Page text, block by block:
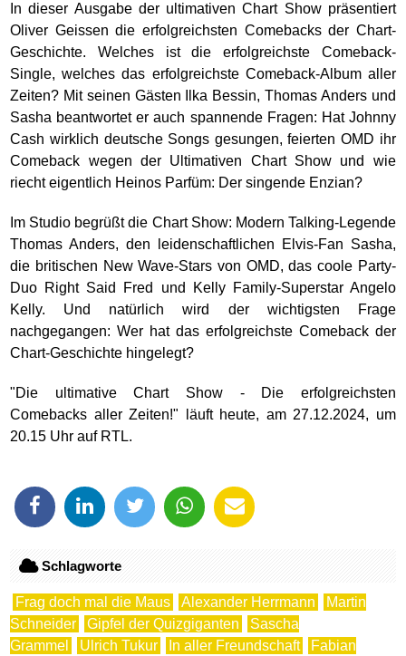
In dieser Ausgabe der ultimativen Chart Show präsentiert
Oliver Geissen die erfolgreichsten Comebacks der Chart-
Geschichte. Welches ist die erfolgreichste Comeback-
Single, welches das erfolgreichste Comeback-Album aller
Zeiten? Mit seinen Gästen Ilka Bessin, Thomas Anders und
Sasha beantwortet er auch spannende Fragen: Hat Johnny
Cash wirklich deutsche Songs gesungen, feierten OMD ihr
Comeback wegen der Ultimativen Chart Show und wie
riecht eigentlich Heinos Parfüm: Der singende Enzian?
Im Studio begrüßt die Chart Show: Modern Talking-Legende
Thomas Anders, den leidenschaftlichen Elvis-Fan Sasha,
die britischen New Wave-Stars von OMD, das coole Party-
Duo Right Said Fred und Kelly Family-Superstar Angelo
Kelly. Und natürlich wird der wichtigsten Frage
nachgegangen: Wer hat das erfolgreichste Comeback der
Chart-Geschichte hingelegt?
"Die ultimative Chart Show - Die erfolgreichsten
Comebacks aller Zeiten!" läuft heute, am 27.12.2024, um
20.15 Uhr auf RTL.
Schlagworte
Frag doch mal die Maus Alexander Herrmann
Martin
Schneider
Gipfel der Quizgiganten
Sascha
Grammel
Ulrich Tukur In aller Freundschaft
Fabian